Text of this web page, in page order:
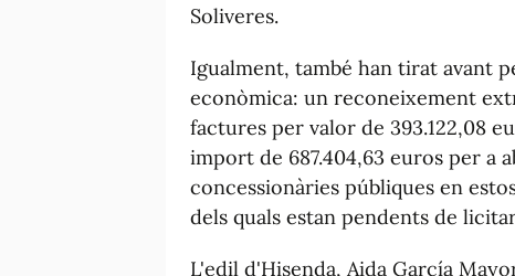
Soliveres.
Igualment, també han tirat avant
econòmica: un reconeixement
factures per valor de 393.122,08
import de 687.404,63 euros per a
concessionàries públiques en
dels quals estan pendents de
L'edil d'Hisenda, Aida García